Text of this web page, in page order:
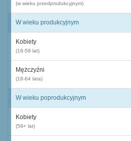
(w wieku przedprodukcyjnym)
W wieku produkcyjnym
Kobiety
(18-59 lat)
Mężczyźni
(18-64 lata)
W wieku poprodukcyjnym
Kobiety
(59+ lat)